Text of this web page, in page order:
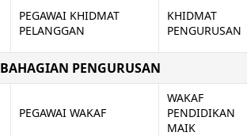
PEGAWAI KHIDMAT
PELANGGAN
KHIDMAT
PENGURUSAN
BAHAGIAN PENGURUSAN
PEGAWAI WAKAF
WAKAF
PENDIDIKAN
MAIK